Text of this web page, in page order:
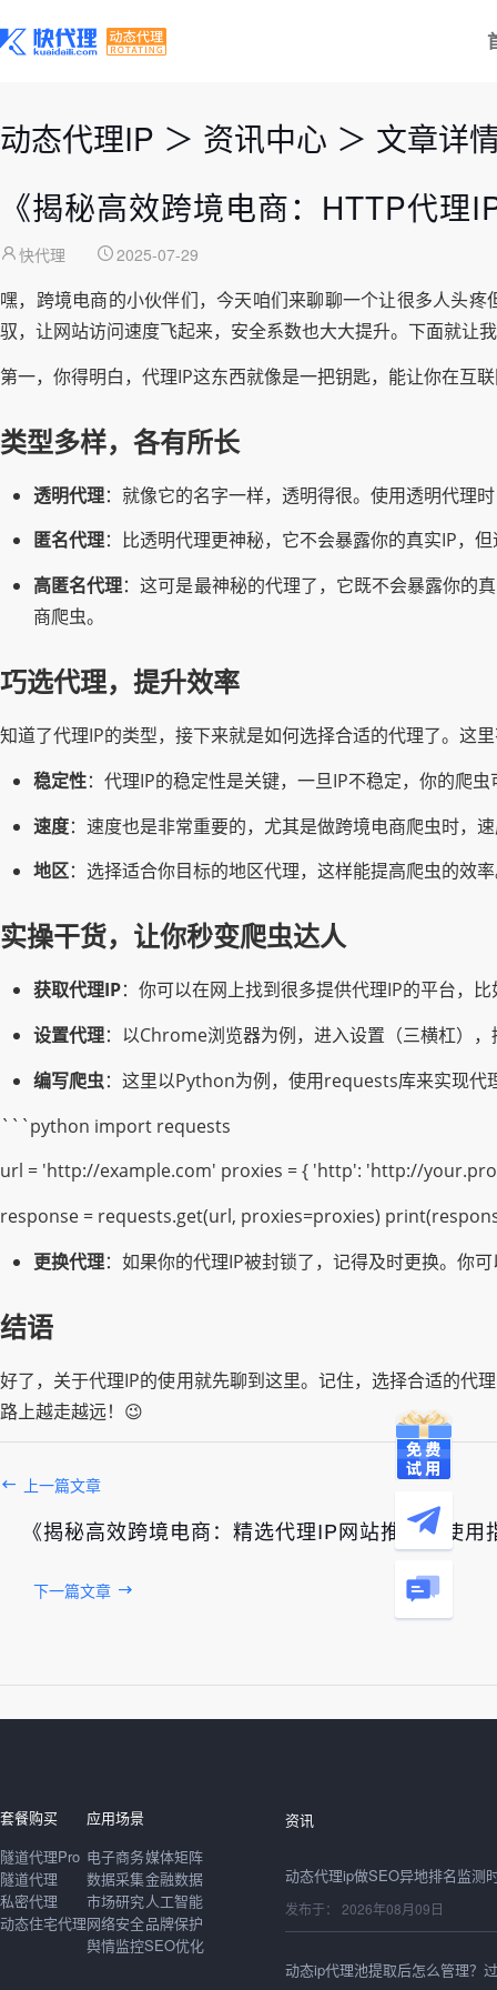
动态代理IP ＞ 资讯中心 ＞ 文章详
《揭秘高效跨境电商：HTTP代
快代理 2025-07-29
嘿，跨境电商的小伙伴们，今天咱们来聊聊一个让很多人头
驭，让网站访问速度飞起来，安全系数也大大提升。下面就让
第一，你得明白，代理IP这东西就像是一把钥匙，能让你在互
类型多样，各有所长
透明代理：就像它的名字一样，透明得很。使用透明代理
匿名代理：比透明代理更神秘，它不会暴露你的真实IP，
高匿名代理：这可是最神秘的代理了，它既不会暴露你的
商爬虫。
巧选代理，提升效率
知道了代理IP的类型，接下来就是如何选择合适的代理了。这
稳定性：代理IP的稳定性是关键，一旦IP不稳定，你的爬
速度：速度也是非常重要的，尤其是做跨境电商爬虫时，
地区：选择适合你目标的地区代理，这样能提高爬虫的效
实操干货，让你秒变爬虫达人
获取代理IP：你可以在网上找到很多提供代理IP的平台，
设置代理：以Chrome浏览器为例，进入设置（三横杠）
编写爬虫：这里以Python为例，使用requests库来实现代
```python import requests
url = 'http://example.com' proxies = { 'http': 'http://
response = requests.get(url, proxies=proxies)
更换代理：如果你的代理IP被封锁了，记得及时更换。你
结语
好了，关于代理IP的使用就先聊到这里。记住，选择合适的代
路上越走越远！😉
上一篇文章
《揭秘高效跨境电商：精选代理IP网站推荐与使用
下一篇文章
套餐购买
隧道代理Pro
隧道代理
私密代理
动态住宅代理
应用场景
电子商务
数据采集
市场研究
网络安全
舆情监控
媒体矩阵
金融数据
人工智能
品牌保护
SEO优化
资讯
发布于： 2026年08月09日
发布于： 2026年08月09日